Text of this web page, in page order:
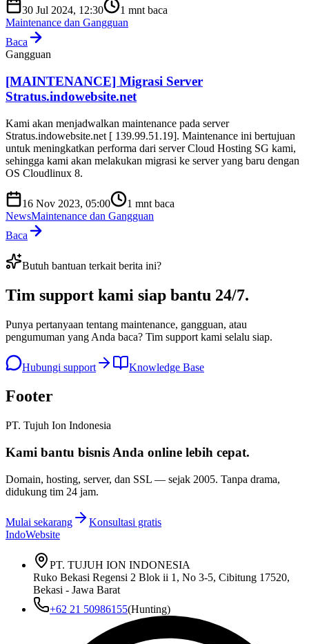
30 Jul 2024, 12:30 1 mnt baca
Maintenance dan Gangguan
Baca
Gangguan
[MAINTENANCE] Migrasi Server
Stratus.indowebsite.net
Kami akan menjadwalkan maintenance pada server
Stratus.indowebsite.net [ 139.99.51.19]. Maintenance ini bertujuan
untuk meningkatkan performa dari server Cloud Hosting SG kami,
sehingga kami akan melakukan migrasi ke server yang baru dengan
OS Cloudlinux 8.
16 Nov 2023, 05:00 1 mnt baca
NewsMaintenance dan Gangguan
Baca
Butuh bantuan terkait berita ini?
Tim support kami siap bantu 24/7.
Punya pertanyaan tentang maintenance, gangguan, atau
pengumuman yang Anda baca? Tim support kami selalu siap.
Hubungi support Knowledge Base
Footer
PT. Tujuh Ion Indonesia
Kami bantu bisnis Anda online lebih cepat.
Domain, hosting, server, dan SSL — sejak 2005. Tanpa drama,
didukung tim 24 jam.
Mulai sekarang
Konsultasi gratis
IndoWebsite
PT. TUJUH ION INDONESIA
Ruko Bekasi Regensi 2 Blok ii 1, No 3-5, Cibitung 17520,
Bekasi - Jawa Barat
+62 21 50986155(Hunting)